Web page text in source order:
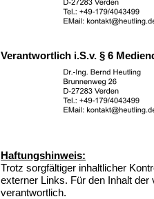
Verantwortlich i.S.v. § 6
Haftungshinweis:
Trotz sorgfältiger inhaltlicher
externer Links. Für den Inhalt
verantwortlich.